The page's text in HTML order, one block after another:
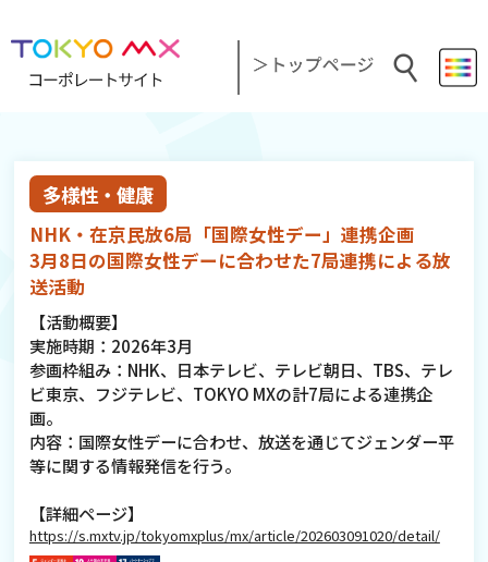
多様性・健康
NHK・在京民放6局「国際女性デー」連携企画
3月8日の国際女性デーに合わせた7局連携による放
送活動
【活動概要】
実施時期：2026年3月
参画枠組み：NHK、日本テレビ、テレビ朝日、TBS、テレ
ビ東京、フジテレビ、TOKYO MXの計7局による連携企
画。
内容：国際女性デーに合わせ、放送を通じてジェンダー平
等に関する情報発信を行う。
【詳細ページ】
https://s.mxtv.jp/tokyomxplus/mx/article/202603091020/detail/